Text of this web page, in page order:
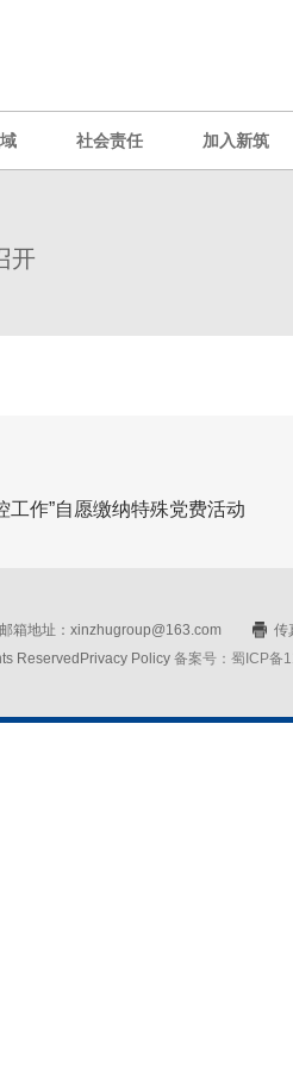
社会责任 加入新筑
开
工作”自愿缴纳特殊党费活动
邮箱地址：xinzhugroup@163.com
传
ReservedPrivacy Policy 备案号：蜀ICP备